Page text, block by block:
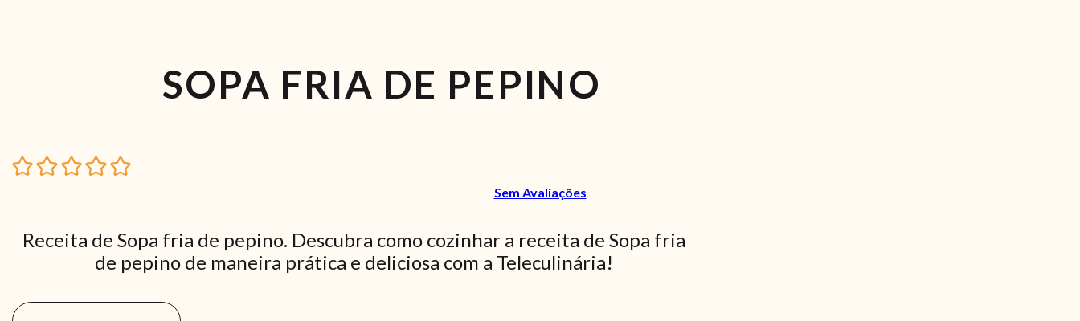
SOPA FRIA DE PEPINO
Sem Avaliações
Receita de Sopa fria de pepino. Descubra como cozinhar a receita de Sopa fria
de pepino de maneira prática e deliciosa com a Teleculinária!